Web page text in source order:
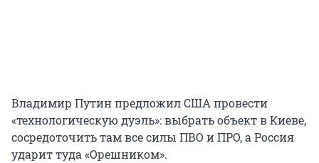
Владимир Путин предложил США провести
«технологическую дуэль»: выбрать объект в Киеве,
сосредоточить там все силы ПВО и ПРО, а Россия
ударит туда «Орешником».